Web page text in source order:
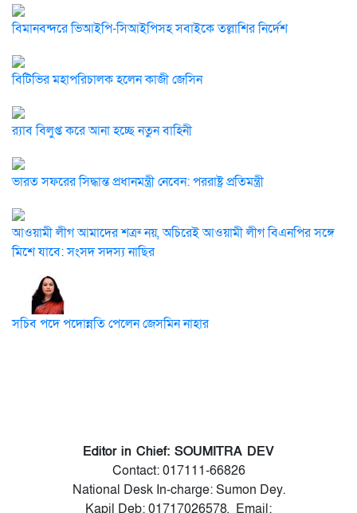
বিমানবন্দরে ভিআইপি-সিআইপিসহ সবাইকে তল্লাশির নির্দেশ
বিটিভির মহাপরিচালক হলেন কাজী জেসিন
র‍্যাব বিলুপ্ত করে আনা হচ্ছে নতুন বাহিনী
ভারত সফরের সিদ্ধান্ত প্রধানমন্ত্রী নেবেন: পররাষ্ট্র প্রতিমন্ত্রী
আওয়ামী লীগ আমাদের শত্রু নয়, অচিরেই আওয়ামী লীগ বিএনপির সঙ্গে
মিশে যাবে: সংসদ সদস্য নাছির
সচিব পদে পদোন্নতি পেলেন জেসমিন নাহার
Editor in Chief: SOUMITRA DEV
Contact: 017111-66826
National Desk In-charge: Sumon Dey.
Kapil Deb: 01717026578, Email: